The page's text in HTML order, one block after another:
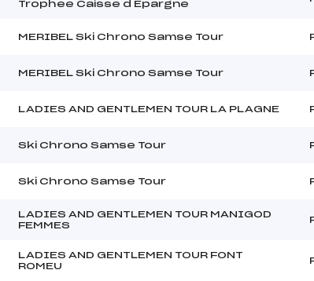
Trophee Caisse d Epargne
MERIBEL Ski Chrono Samse Tour
MERIBEL Ski Chrono Samse Tour
LADIES AND GENTLEMEN TOUR LA PLAGNE
Ski Chrono Samse Tour
Ski Chrono Samse Tour
LADIES AND GENTLEMEN TOUR MANIGOD
FEMMES
LADIES AND GENTLEMEN TOUR FONT
ROMEU